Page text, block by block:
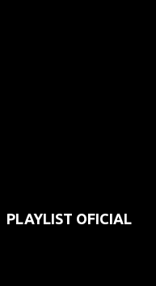
PLAYLIST OFICIAL